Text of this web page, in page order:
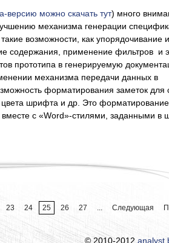
версию можно скачать тут) много
механизма генерации
возможности, как упорядочивание и
содержания, применение фильтров и
прототипа в генерируемую
механизма передачи данных в
форматирования заметок для
шрифта и др. Это
с «Word»-стилями, заданными в
23 24 25 26 27 ... Следующая
© 2010-2012